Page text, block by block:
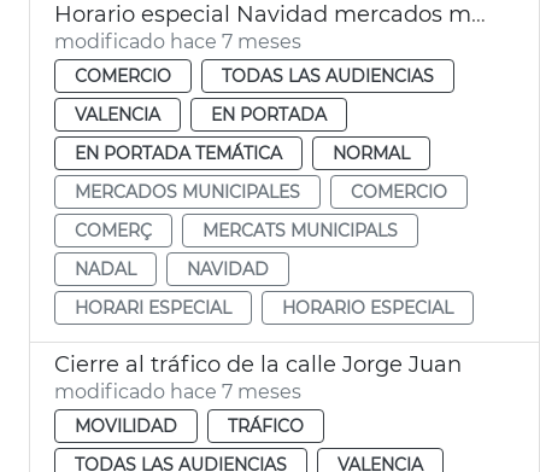
Horario especial Navidad mercados municipales València
modificado hace 7 meses
COMERCIO
TODAS LAS AUDIENCIAS
VALENCIA
EN PORTADA
EN PORTADA TEMÁTICA
NORMAL
MERCADOS MUNICIPALES
COMERCIO
COMERÇ
MERCATS MUNICIPALS
NADAL
NAVIDAD
HORARI ESPECIAL
HORARIO ESPECIAL
Cierre al tráfico de la calle Jorge Juan
modificado hace 7 meses
MOVILIDAD
TRÁFICO
TODAS LAS AUDIENCIAS
VALENCIA